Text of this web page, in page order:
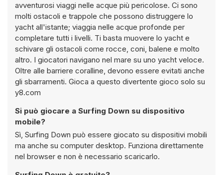
avventurosi viaggi nelle acque più pericolose. Ci sono
molti ostacoli e trappole che possono distruggere lo
yacht all'istante; viaggia nelle acque profonde per
completare tutti i livelli. Ti basta muovere lo yacht e
schivare gli ostacoli come rocce, coni, balene e molto
altro. I giocatori navigano nel mare su uno yacht veloce.
Oltre alle barriere coralline, devono essere evitati anche
gli sbarramenti. Gioca a questo divertente gioco solo su
y8.com
Si può giocare a Surfing Down su dispositivo
mobile?
Sì, Surfing Down può essere giocato su dispositivi mobili
ma anche su computer desktop. Funziona direttamente
nel browser e non è necessario scaricarlo.